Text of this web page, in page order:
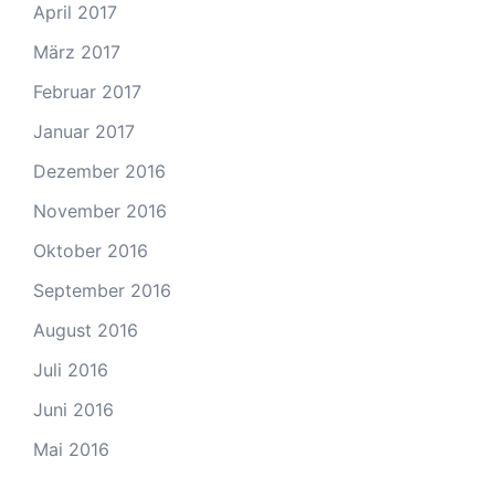
April 2017
März 2017
Februar 2017
Januar 2017
Dezember 2016
November 2016
Oktober 2016
September 2016
August 2016
Juli 2016
Juni 2016
Mai 2016